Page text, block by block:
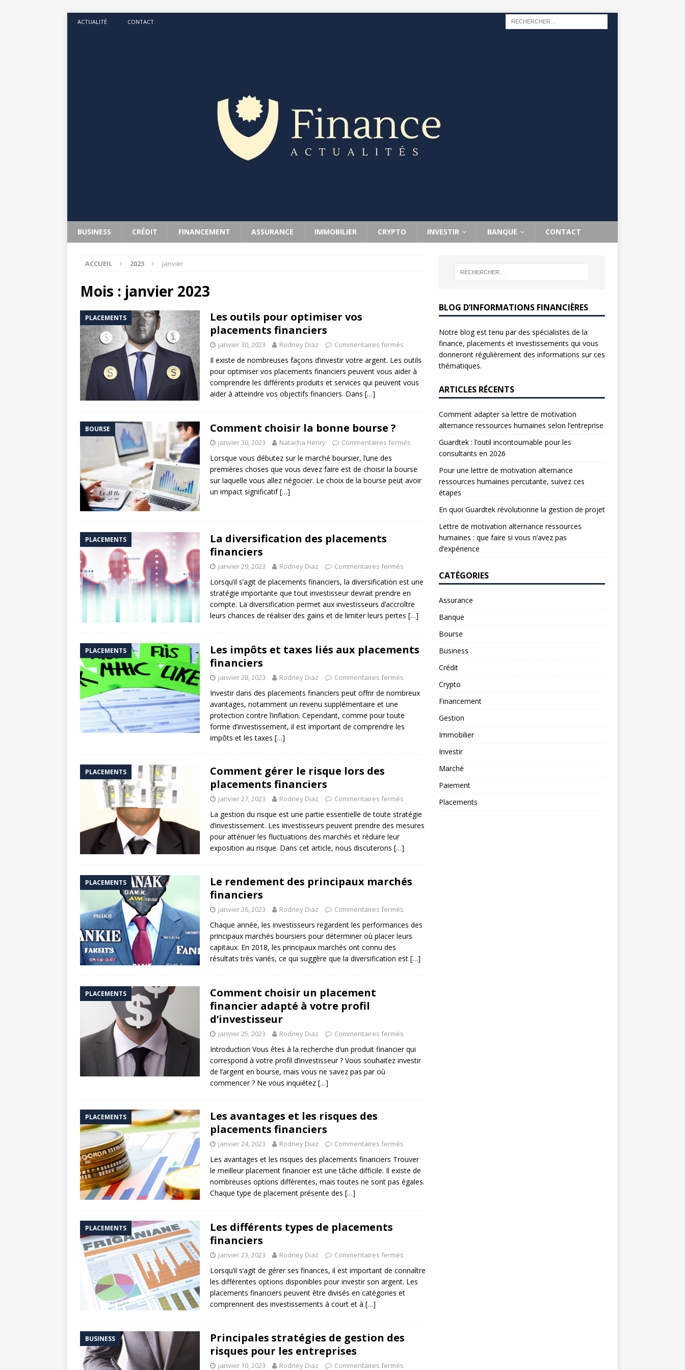
ACTUALITÉ CONTACT
BUSINESS CRÉDIT FINANCEMENT ASSURANCE IMMOBILIER CRYPTO INVESTIR BANQUE CONTACT
ACCUEIL 2023 janvier
Mois : janvier 2023
PLACEMENTS
Les outils pour optimiser vos
placements financiers
janvier 30, 2023 Rodney Diaz Commentaires fermés
Il existe de nombreuses façons d’investir votre argent. Les outils
pour optimiser vos placements financiers peuvent vous aider à
comprendre les différents produits et services qui peuvent vous
aider à atteindre vos objectifs financiers. Dans […]
BOURSE Comment choisir la bonne bourse ?
janvier 30, 2023 Natacha Henry Commentaires fermés
Lorsque vous débutez sur le marché boursier, l’une des
premières choses que vous devez faire est de choisir la bourse
sur laquelle vous allez négocier. Le choix de la bourse peut avoir
un impact significatif[…]
PLACEMENTS
La diversification des placements
financiers
janvier 29, 2023 Rodney Diaz Commentaires fermés
Lorsqu’il s’agit de placements financiers, la diversification est une
stratégie importante que tout investisseur devrait prendre en
compte. La diversification permet aux investisseurs d’accroître
leurs chances de réaliser des gains et de limiter leurs pertes […]
PLACEMENTS
Les impôts et taxes liés aux placements
financiers
janvier 28, 2023 Rodney Diaz Commentaires fermés
Investir dans des placements financiers peut offrir de nombreux
avantages, notamment un revenu supplémentaire et une
protection contre l’inflation. Cependant, comme pour toute
forme d’investissement, il est important de comprendre les
impôts et les taxes […]
PLACEMENTS
Comment gérer le risque lors des
placements financiers
janvier 27, 2023 Rodney Diaz Commentaires fermés
La gestion du risque est une partie essentielle de toute stratégie
d’investissement. Les investisseurs peuvent prendre des mesures
pour atténuer les fluctuations des marchés et réduire leur
exposition au risque. Dans cet article, nous discuterons […]
PLACEMENTS
Le rendement des principaux marchés
financiers
janvier 26, 2023 Rodney Diaz Commentaires fermés
Chaque année, les investisseurs regardent les performances des
principaux marchés boursiers pour déterminer où placer leurs
capitaux. En 2018, les principaux marchés ont connu des
résultats très variés, ce qui suggère que la diversification est […]
PLACEMENTS
Comment choisir un placement
financier adapté à votre profil
d’investisseur
janvier 25, 2023 Rodney Diaz Commentaires fermés
Introduction Vous êtes à la recherche d’un produit financier qui
correspond à votre profil d’investisseur ? Vous souhaitez investir
de l’argent en bourse, mais vous ne savez pas par où
commencer ? Ne vous inquiétez […]
PLACEMENTS
Les avantages et les risques des
placements financiers
janvier 24, 2023 Rodney Diaz Commentaires fermés
Les avantages et les risques des placements financiers Trouver
le meilleur placement financier est une tâche difficile. Il existe de
nombreuses options différentes, mais toutes ne sont pas égales.
Chaque type de placement présente des […]
PLACEMENTS
Les différents types de placements
financiers
janvier 23, 2023 Rodney Diaz Commentaires fermés
Lorsqu’il s’agit de gérer ses finances, il est important de connaître
les différentes options disponibles pour investir son argent. Les
placements financiers peuvent être divisés en catégories et
comprennent des investissements à court et à […]
BUSINESS
Principales stratégies de gestion des
risques pour les entreprises
janvier 10, 2023 Rodney Diaz Commentaires fermés
BLOG D’INFORMATIONS FINANCIÈRES
Notre blog est tenu par des spécialistes de la
finance, placements et investissements qui vous
donneront régulièrement des informations sur ces
thématiques.
ARTICLES RÉCENTS
Comment adapter sa lettre de motivation
alternance ressources humaines selon l’entreprise
Guardtek : l’outil incontournable pour les
consultants en 2026
Pour une lettre de motivation alternance
ressources humaines percutante, suivez ces
étapes
En quoi Guardtek révolutionne la gestion de projet
Lettre de motivation alternance ressources
humaines : que faire si vous n’avez pas
d’expérience
CATÉGORIES
Assurance
Banque
Bourse
Business
Crédit
Crypto
Financement
Gestion
Immobilier
Investir
Marché
Paiement
Placements